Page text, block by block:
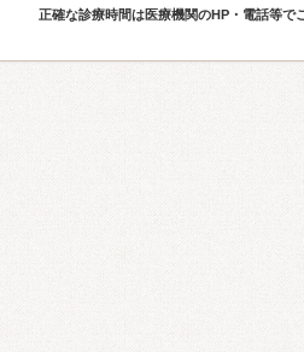
正確な診療時間は医療機関のHP・電話等で